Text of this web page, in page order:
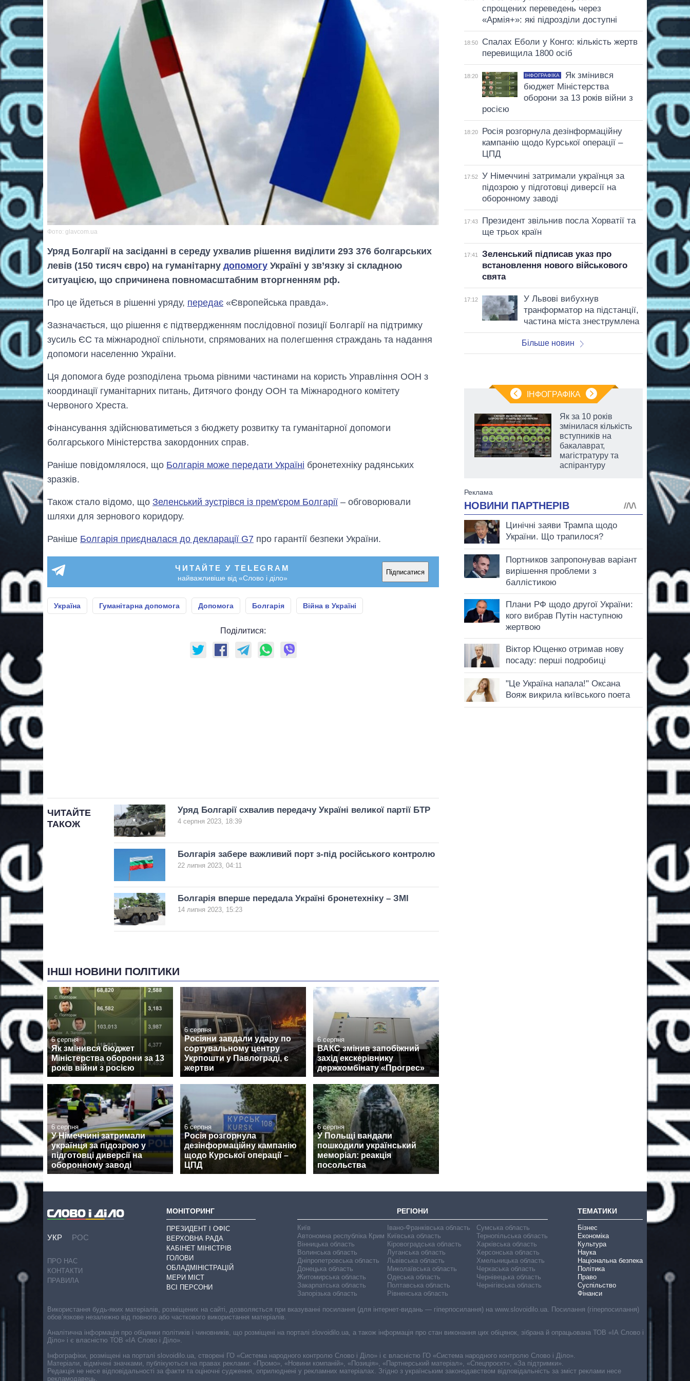
Фото: glavcom.ua
Уряд Болгарії на засіданні в середу ухвалив рішення виділити 293 376 болгарських
левів (150 тисяч євро) на гуманітарну допомогу Україні у зв’язку зі складною
ситуацією, що спричинена повномасштабним вторгненням рф.
Про це йдеться в рішенні уряду, передає «Європейська правда».
Зазначається, що рішення є підтвердженням послідовної позиції Болгарії на підтримку
зусиль ЄС та міжнародної спільноти, спрямованих на полегшення страждань та надання
допомоги населенню України.
Ця допомога буде розподілена трьома рівними частинами на користь Управління ООН з
координації гуманітарних питань, Дитячого фонду ООН та Міжнародного комітету
Червоного Хреста.
Фінансування здійснюватиметься з бюджету розвитку та гуманітарної допомоги
болгарського Міністерства закордонних справ.
Раніше повідомлялося, що Болгарія може передати Україні бронетехніку радянських
зразків.
Також стало відомо, що Зеленський зустрівся із прем'єром Болгарії – обговорювали
шляхи для зернового коридору.
Раніше Болгарія приєдналася до декларації G7 про гарантії безпеки України.
ЧИТАЙТЕ У TELEGRAM
найважливіше від «Слово і діло»
Підписатися
Україна Гуманітарна допомога Допомога Болгарія Війна в Україні
Поділитися:
ЧИТАЙТЕ
ТАКОЖ
Уряд Болгарії схвалив передачу Україні великої партії БТР
4 серпня 2023, 18:39
Болгарія забере важливий порт з-під російського контролю
22 липня 2023, 04:11
Болгарія вперше передала Україні бронетехніку – ЗМІ
14 липня 2023, 15:23
ІНШІ НОВИНИ ПОЛІТИКИ
6 серпня
Як змінився бюджет
Міністерства оборони за 13
років війни з росією
6 серпня
Росіяни завдали удару по
сортувальному центру
Укрпошти у Павлограді, є
жертви
6 серпня
ВАКС змінив запобіжний
захід екскерівнику
держкомбінату «Прогрес»
6 серпня
У Німеччині затримали
українця за підозрою у
підготовці диверсії на
оборонному заводі
6 серпня
Росія розгорнула
дезінформаційну кампанію
щодо Курської операції –
ЦПД
6 серпня
У Польщі вандали
пошкодили український
меморіал: реакція
посольства
спрощених переведень через
«Армія+»: які підрозділи доступні
18:50
Спалах Еболи у Конго: кількість жертв
перевищила 1800 осіб
18:20 ІНФОГРАФІКА
Як змінився
бюджет Міністерства
оборони за 13 років війни з
росією
18:20
Росія розгорнула дезінформаційну
кампанію щодо Курської операції –
ЦПД
17:52
У Німеччині затримали українця за
підозрою у підготовці диверсії на
оборонному заводі
17:43
Президент звільнив посла Хорватії та
ще трьох країн
17:41
Зеленський підписав указ про
встановлення нового військового
свята
17:12
У Львові вибухнув
транформатор на підстанції,
частина міста знеструмлена
Більше новин
ІНФОГРАФІКА
гігантів: скільки
Anthropic
Як за 10 років
змінилася кількість
вступників на
бакалаврат,
магістратуру та
аспірантуру
УКР РОС
ПРО НАС
КОНТАКТИ
ПРАВИЛА
МОНІТОРИНГ
ПРЕЗИДЕНТ І ОФІС
ВЕРХОВНА РАДА
КАБІНЕТ МІНІСТРІВ
ГОЛОВИ
ОБЛАДМІНІСТРАЦІЙ
МЕРИ МІСТ
ВСІ ПЕРСОНИ
РЕГІОНИ
Київ
Автономна республіка Крим
Вінницька область
Волинська область
Дніпропетровська область
Донецька область
Житомирська область
Закарпатська область
Запорізька область
Івано-Франківська область
Київська область
Кіровоградська область
Луганська область
Львівська область
Миколаївська область
Одеська область
Полтавська область
Рівненська область
Сумська область
Тернопільська область
Харківська область
Херсонська область
Хмельницька область
Черкаська область
Чернівецька область
Чернігівська область
ТЕМАТИКИ
Бізнес
Економіка
Культура
Наука
Національна безпека
Політика
Право
Суспільство
Фінанси
Використання будь-яких матеріалів, розміщених на сайті, дозволяється при вказуванні посилання (для інтернет-видань — гіперпосилання) на www.slovoidilo.ua. Посилання (гіперпосилання)
обов’язкове незалежно від повного або часткового використання матеріалів.
Аналітична інформація про обіцянки політиків і чиновників, що розміщені на порталі slovoidilo.ua, а також інформація про стан виконання цих обіцянок, зібрана й опрацьована ТОВ «ІА Слово і
Діло» і є власністю ТОВ «ІА Слово і Діло».
Інфографіки, розміщені на порталі slovoidilo.ua, створені ГО «Система народного контролю Слово і Діло» і є власністю ГО «Система народного контролю Слово і Діло».
Матеріали, відмічені значками, публікуються на правах реклами: «Промо», «Новини компаній», «Позиція», «Партнерський матеріал», «Спецпроєкт», «За підтримки».
Редакція не несе відповідальності за факти та оціночні судження, оприлюднені у рекламних матеріалах. Згідно з українським законодавством відповідальність за зміст реклами несе
рекламодавець.